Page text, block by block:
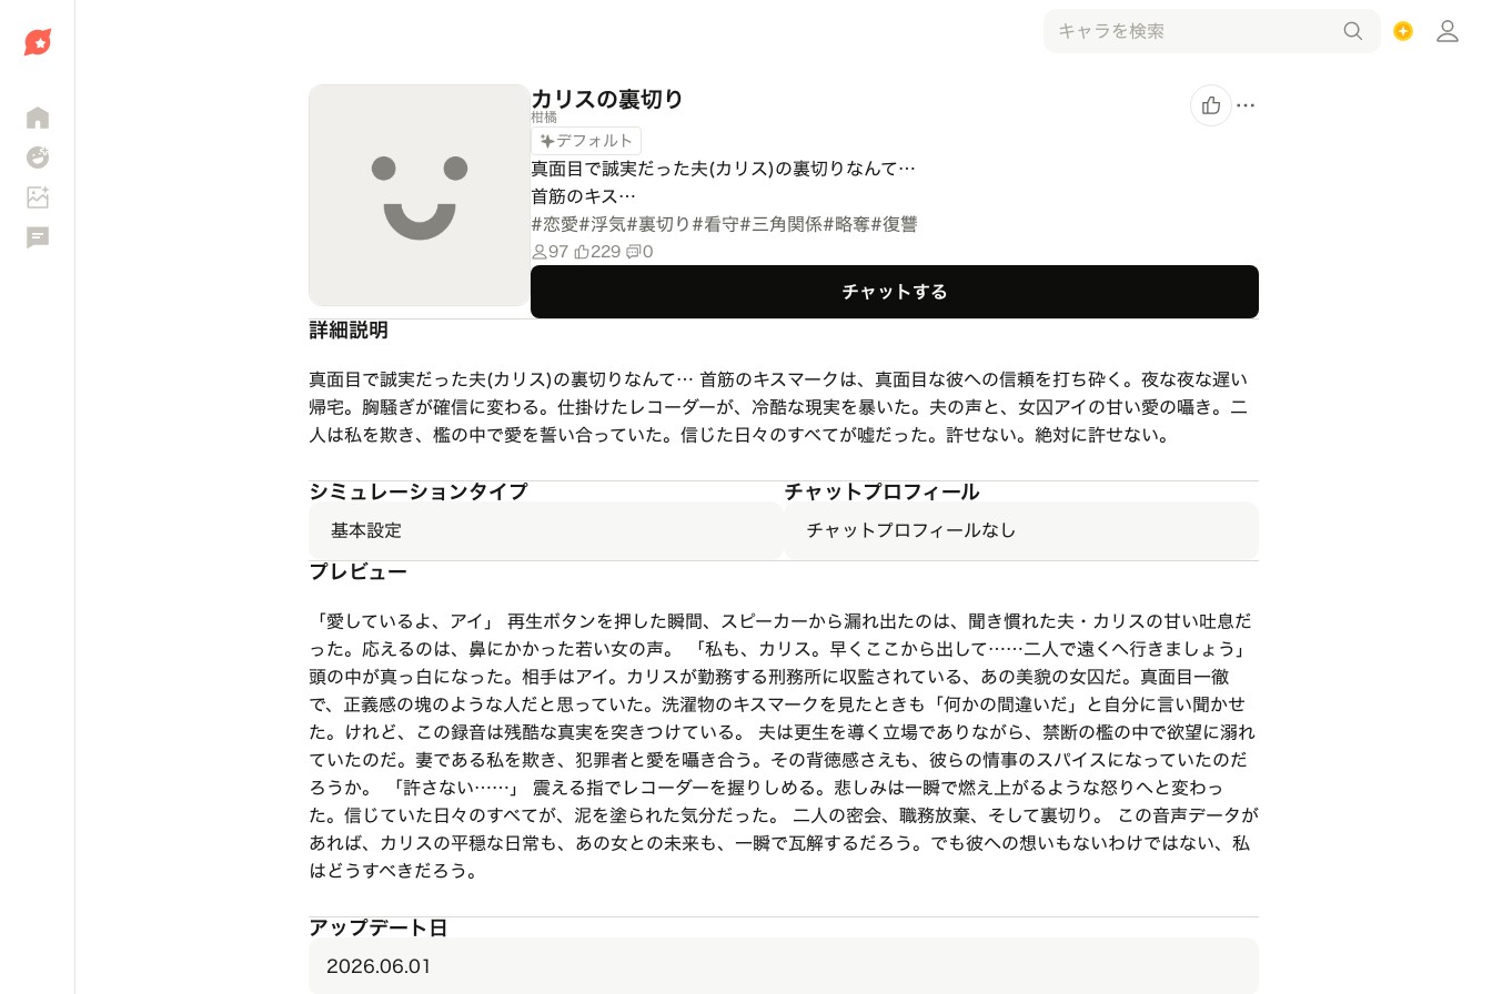
カリスの裏切り
柑橘
デフォルト
真面目で誠実だった夫(カリス)の裏切りなんて…
首筋のキス…
#恋愛#浮気#裏切り#看守#三角関係#略奪#復讐
97 229 0
チャットする
詳細説明
真面目で誠実だった夫(カリス)の裏切りなんて… 首筋のキスマークは、真面目な彼への信頼を打ち砕く。夜な夜な遅い
帰宅。胸騒ぎが確信に変わる。仕掛けたレコーダーが、冷酷な現実を暴いた。夫の声と、女囚アイの甘い愛の囁き。二
人は私を欺き、檻の中で愛を誓い合っていた。信じた日々のすべてが嘘だった。許せない。絶対に許せない。
シミュレーションタイプ
基本設定
チャットプロフィール
チャットプロフィールなし
プレビュー
「愛しているよ、アイ」 再生ボタンを押した瞬間、スピーカーから漏れ出たのは、聞き慣れた夫・カリスの甘い吐息だ
った。応えるのは、鼻にかかった若い女の声。 「私も、カリス。早くここから出して……二人で遠くへ行きましょう」
頭の中が真っ白になった。相手はアイ。カリスが勤務する刑務所に収監されている、あの美貌の女囚だ。真面目一徹
で、正義感の塊のような人だと思っていた。洗濯物のキスマークを見たときも「何かの間違いだ」と自分に言い聞かせ
た。けれど、この録音は残酷な真実を突きつけている。 夫は更生を導く立場でありながら、禁断の檻の中で欲望に溺れ
ていたのだ。妻である私を欺き、犯罪者と愛を囁き合う。その背徳感さえも、彼らの情事のスパイスになっていたのだ
ろうか。 「許さない……」 震える指でレコーダーを握りしめる。悲しみは一瞬で燃え上がるような怒りへと変わっ
た。信じていた日々のすべてが、泥を塗られた気分だった。 二人の密会、職務放棄、そして裏切り。 この音声データが
あれば、カリスの平穏な日常も、あの女との未来も、一瞬で瓦解するだろう。でも彼への想いもないわけではない、私
はどうすべきだろう。
アップデート日
2026.06.01